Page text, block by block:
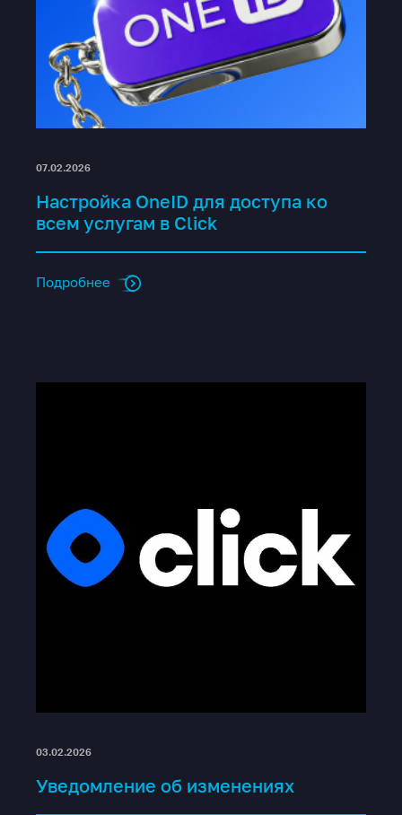
07.02.2026
Настройка OneID для доступа ко
всем услугам в Click
Подробнее
03.02.2026
Уведомление об изменениях